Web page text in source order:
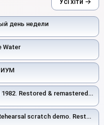
день недели
Water
Restored & remastered 2026
demo. Restored and remastered 2026.